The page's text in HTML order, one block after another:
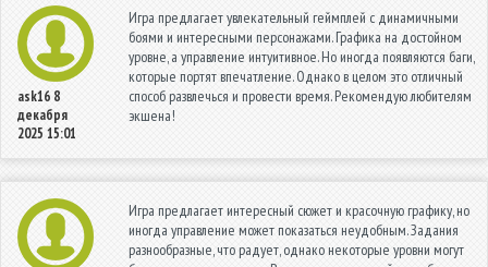
ask16 8
декабря
2025 15:01
Игра предлагает увлекательный геймплей с динамичными
боями и интересными персонажами. Графика на достойном
уровне, а управление интуитивное. Но иногда появляются баги,
которые портят впечатление. Однако в целом это отличный
способ развлечься и провести время. Рекомендую любителям
экшена!
Игра предлагает интересный сюжет и красочную графику, но
иногда управление может показаться неудобным. Задания
разнообразные, что радует, однако некоторые уровни могут